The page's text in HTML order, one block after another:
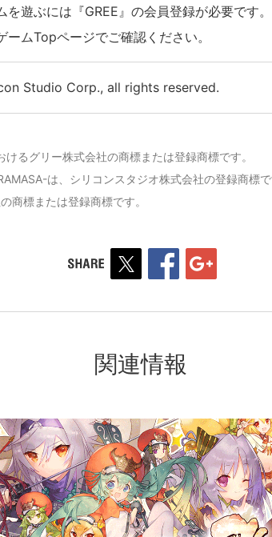
を遊ぶには『GREE』の会員登録が必要です
ームTopページでご確認ください。
Studio Corp., all rights reserved.
るグリー株式会社の商標または登録商標です。
は、シリコンスタジオ株式会社の登録商標で
商標または登録商標です。
関連情報